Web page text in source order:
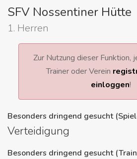
SFV Nossentiner Hütte
1. Herren
Zur Nutzung dieser Funktion,
Trainer oder Verein
einloggen!
Besonders dringend gesucht
Verteidigung
Besonders dringend gesucht